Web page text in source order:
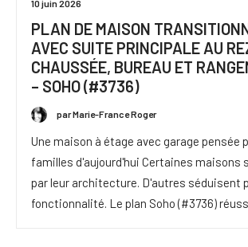
10 juin 2026
PLAN DE MAISON
AVEC SUITE PRINCIPALE AU
CHAUSSÉE, BUREAU ET
– SOHO (#3736)
par Marie-France Roger
Une maison à étage avec garage pensée
familles d'aujourd'hui Certaines maisons
par leur architecture. D'autres séduisent
fonctionnalité. Le plan Soho (#3736)